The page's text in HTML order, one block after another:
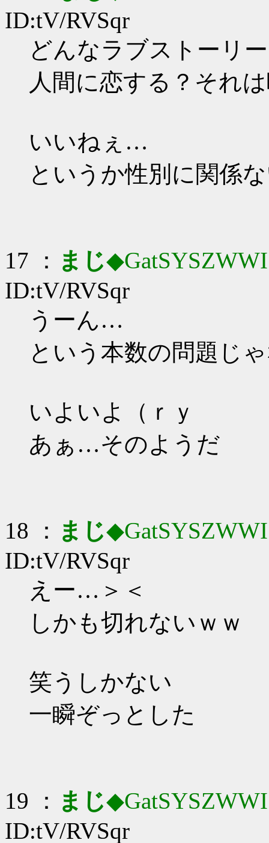
ID:tV/RVSqr
どんなラブストーリ
人間に恋する？それ
いいねぇ…
というか性別に関係
17 ： まじ◆GatSYSZWWI
ID:tV/RVSqr
うーん…
という本数の問題じ
いよいよ（ｒｙ
あぁ…そのようだ
18 ： まじ◆GatSYSZWWI
ID:tV/RVSqr
えー…＞＜
しかも切れないｗｗ
笑うしかない
一瞬ぞっとした
19 ： まじ◆GatSYSZWWI
ID:tV/RVSqr